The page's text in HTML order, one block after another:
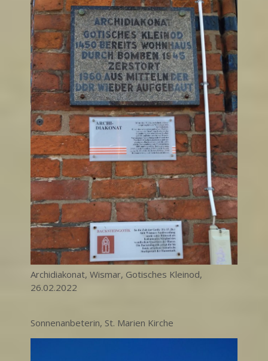
Archidiakonat, Wismar, Gotisches Kleinod,
26.02.2022
Sonnenanbeterin, St. Marien Kirche